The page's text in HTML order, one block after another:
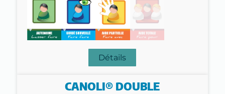
Détails
CANOLI® DOUBLE